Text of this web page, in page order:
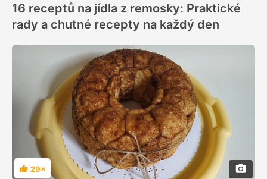
16 receptů na jídla z remosky: Praktické
rady a chutné recepty na každý den
Hodnocení
29×